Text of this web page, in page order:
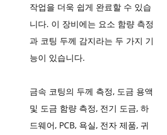
작업을 더욱 쉽게 완료할 수 있습
니다. 이 장비에는 요소 함량 측정
과 코팅 두께 감지라는 두 가지 기
능이 있습니다.
금속 코팅의 두께 측정, 도금 용액
및 도금 함량 측정, 전기 도금, 하
드웨어, PCB, 욕실, 전자 제품, 귀